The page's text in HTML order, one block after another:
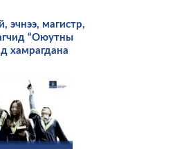
эчнээ, магистр,
“Оюутны
хамрагдана